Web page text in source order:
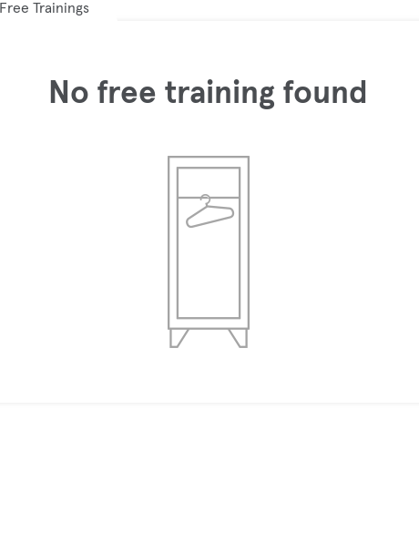
Free Trainings
No free training found